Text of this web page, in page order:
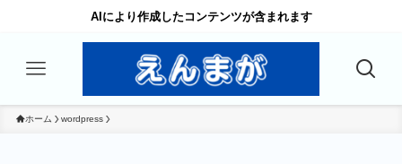
AIにより作成したコンテンツが含まれます
ホーム wordpress